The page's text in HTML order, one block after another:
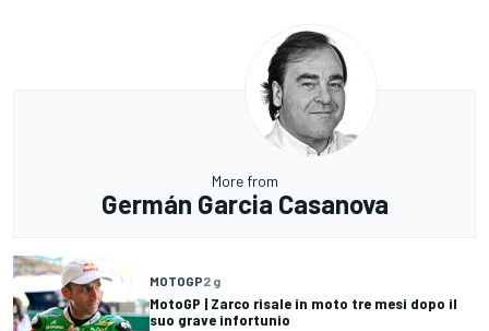
More from
Germán Garcia Casanova
MOTOGP2 g
MotoGP | Zarco risale in moto tre mesi dopo il
suo grave infortunio